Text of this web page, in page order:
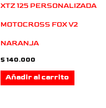
XTZ 125 PERSONALIZADA
MOTOCROSS FOX V2
NARANJA
$ 140.000
Añadir al carrito